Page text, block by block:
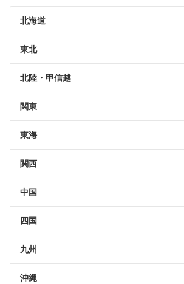
北海道
東北
北陸・甲信越
関東
東海
関西
中国
四国
九州
沖縄